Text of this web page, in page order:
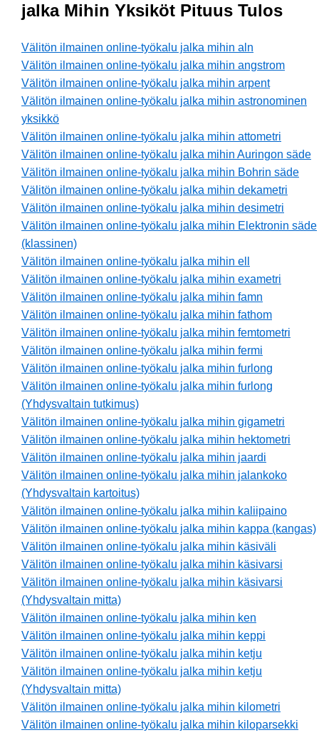
jalka Mihin Yksiköt Pituus Tulos
Välitön ilmainen online-työkalu jalka mihin aln
Välitön ilmainen online-työkalu jalka mihin angstrom
Välitön ilmainen online-työkalu jalka mihin arpent
Välitön ilmainen online-työkalu jalka mihin astronominen
yksikkö
Välitön ilmainen online-työkalu jalka mihin attometri
Välitön ilmainen online-työkalu jalka mihin Auringon säde
Välitön ilmainen online-työkalu jalka mihin Bohrin säde
Välitön ilmainen online-työkalu jalka mihin dekametri
Välitön ilmainen online-työkalu jalka mihin desimetri
Välitön ilmainen online-työkalu jalka mihin Elektronin säde
(klassinen)
Välitön ilmainen online-työkalu jalka mihin ell
Välitön ilmainen online-työkalu jalka mihin exametri
Välitön ilmainen online-työkalu jalka mihin famn
Välitön ilmainen online-työkalu jalka mihin fathom
Välitön ilmainen online-työkalu jalka mihin femtometri
Välitön ilmainen online-työkalu jalka mihin fermi
Välitön ilmainen online-työkalu jalka mihin furlong
Välitön ilmainen online-työkalu jalka mihin furlong
(Yhdysvaltain tutkimus)
Välitön ilmainen online-työkalu jalka mihin gigametri
Välitön ilmainen online-työkalu jalka mihin hektometri
Välitön ilmainen online-työkalu jalka mihin jaardi
Välitön ilmainen online-työkalu jalka mihin jalankoko
(Yhdysvaltain kartoitus)
Välitön ilmainen online-työkalu jalka mihin kaliipaino
Välitön ilmainen online-työkalu jalka mihin kappa (kangas)
Välitön ilmainen online-työkalu jalka mihin käsiväli
Välitön ilmainen online-työkalu jalka mihin käsivarsi
Välitön ilmainen online-työkalu jalka mihin käsivarsi
(Yhdysvaltain mitta)
Välitön ilmainen online-työkalu jalka mihin ken
Välitön ilmainen online-työkalu jalka mihin keppi
Välitön ilmainen online-työkalu jalka mihin ketju
Välitön ilmainen online-työkalu jalka mihin ketju
(Yhdysvaltain mitta)
Välitön ilmainen online-työkalu jalka mihin kilometri
Välitön ilmainen online-työkalu jalka mihin kiloparsekki